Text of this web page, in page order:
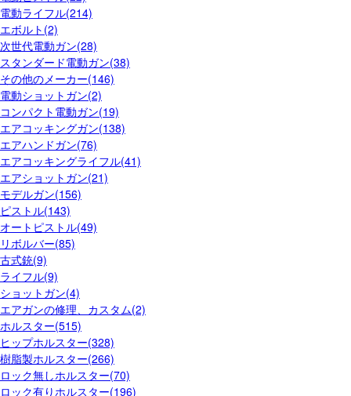
電動ライフル(214)
エボルト(2)
次世代電動ガン(28)
スタンダード電動ガン(38)
その他のメーカー(146)
電動ショットガン(2)
コンパクト電動ガン(19)
エアコッキングガン(138)
エアハンドガン(76)
エアコッキングライフル(41)
エアショットガン(21)
モデルガン(156)
ピストル(143)
オートピストル(49)
リボルバー(85)
古式銃(9)
ライフル(9)
ショットガン(4)
エアガンの修理、カスタム(2)
ホルスター(515)
ヒップホルスター(328)
樹脂製ホルスター(266)
ロック無しホルスター(70)
ロック有りホルスター(196)